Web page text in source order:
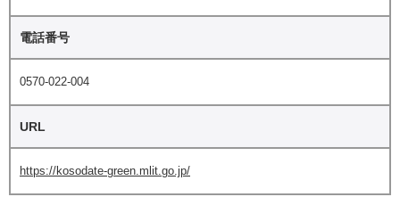
電話番号
0570-022-004
URL
https://kosodate-green.mlit.go.jp/